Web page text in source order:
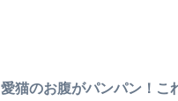
愛猫のお腹がパンパン！こ